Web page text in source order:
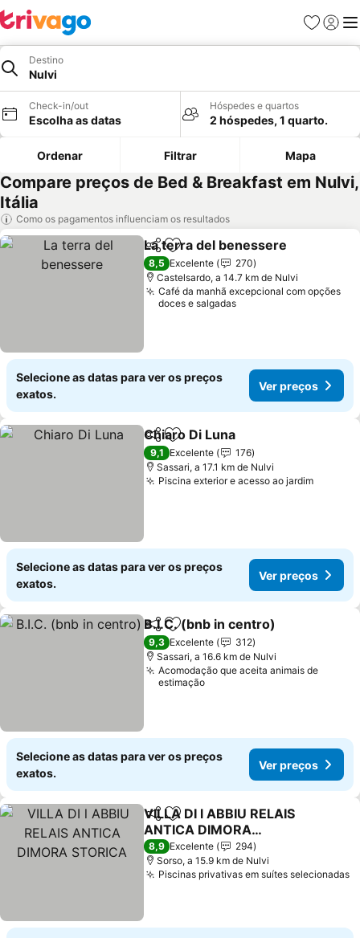
Favoritos
Iniciar
Destino
Nulvi
Check-in/out
Escolha as datas
Hóspedes e quartos
2 hóspedes, 1 quarto.
Ordenar Filtrar Mapa
Compare preços de Bed & Breakfast em Nulvi,
Itália
Como os pagamentos influenciam os resultados
PartilharAdicionar aos favoritos
La terra del benessere
8,5 Excelente
270
Castelsardo, a 14.7 km de Nulvi
Café da manhã excepcional com opções
doces e salgadas
Selecione as datas para ver os preços
exatos.
Ver preços
PartilharAdicionar aos favoritos
Chiaro Di Luna
9,1 Excelente
176
Sassari, a 17.1 km de Nulvi
Piscina exterior e acesso ao jardim
Selecione as datas para ver os preços
exatos.
Ver preços
PartilharAdicionar aos favoritos
B.I.C. (bnb in centro)
9,3 Excelente
312
Sassari, a 16.6 km de Nulvi
Acomodação que aceita animais de
estimação
Selecione as datas para ver os preços
exatos.
Ver preços
PartilharAdicionar aos favoritos
VILLA DI l ABBIU RELAIS
ANTICA DIMORA
STORICA
8,9 Excelente
294
Sorso, a 15.9 km de Nulvi
Piscinas privativas em suítes selecionadas